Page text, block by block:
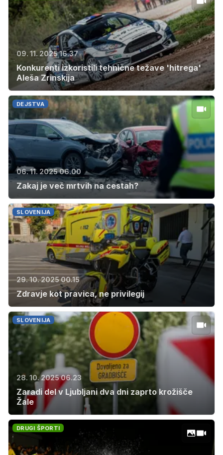
09. 11. 2025 16.37
Konkurenti izkoristili tehnične težave 'hitrega'
Aleša Zrinskija
DEJSTVA
06. 11. 2025 06.00
Zakaj je več mrtvih na cestah?
SLOVENIJA
29. 10. 2025 00.15
Zdravje kot pravica, ne privilegij
SLOVENIJA
28. 10. 2025 06.23
Zaradi del v Ljubljani dva dni zaprto krožišče
Žale
DRUGI ŠPORTI